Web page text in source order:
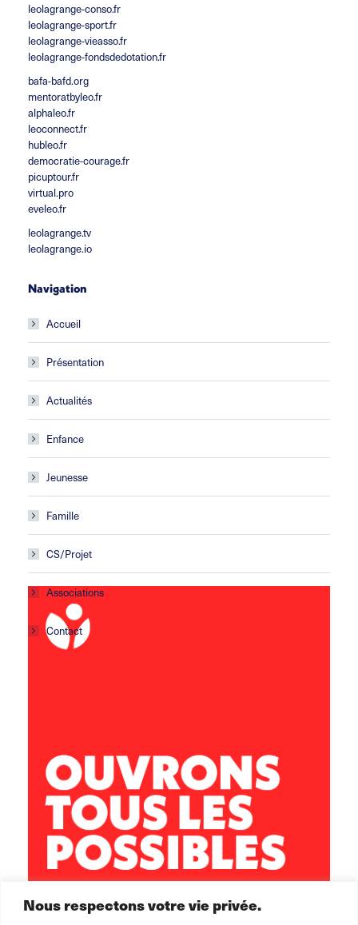
Nous respectons votre vie privée.
leolagrange-conso.fr
leolagrange-sport.fr
leolagrange-vieasso.fr
leolagrange-fondsdedotation.fr
bafa-bafd.org
mentoratbyleo.fr
alphaleo.fr
leoconnect.fr
hubleo.fr
democratie-courage.fr
picuptour.fr
virtual.pro
eveleo.fr
leolagrange.tv
leolagrange.io
Navigation
Accueil
Présentation
Actualités
Enfance
Jeunesse
Famille
CS/Projet
Associations
Contact
brest.horizons@leolagrange.org